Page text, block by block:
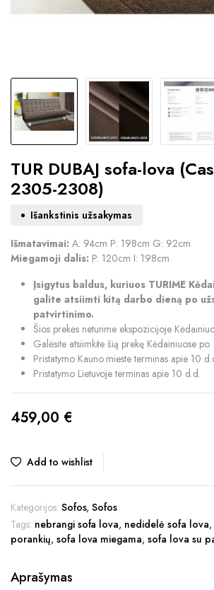
TUR DUBAJ sofa-lova
2305-2308)
Išankstinis užsakymas
Išmatavimai: A: 94cm P: 198cm G: 92cm
Miegamoji dalis: P: 120cm I: 198cm
Įsigytus baldus, kuriuos TURIME
galite atsiimti kitą darbo dieną po
patvirtinimo.
Šios prekės neturime ekspozicijoje
Galėsite atsiimkite šią prekę Kėdainiuose
Pristatymo Kauno mieste terminas apie 10
Pristatymo Lietuvoje terminas apie 10 d.d.
459,00 €
Add to wishlist
Kategorijos: Sofos,Sofos
Tags: nebrangi sofa lova, nedidelė sofa lova,
porankių, sofa lova miegama,sofa lova su
Aprašymas